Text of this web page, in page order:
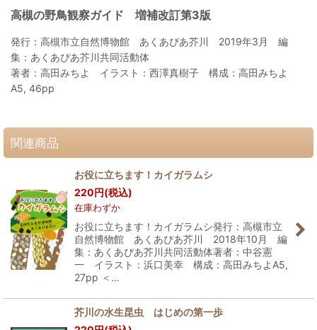
高槻の野鳥観察ガイド 増補改訂第3版
発行：高槻市立自然博物館 あくあぴあ芥川 2019年3月 編
集：あくあぴあ芥川共同活動体
著者：高田みちよ イラスト：西澤真樹子 構成：高田みちよ
A5, 46pp
関連商品
お役に立ちます！カイガラムシ
220円(税込)
在庫わずか
お役に立ちます！カイガラムシ発行：高槻市立
自然博物館 あくあぴあ芥川 2018年10月 編
集：あくあぴあ芥川共同活動体著者：中谷憲
一 イラスト：浜口美幸 構成：高田みちよA5,
27pp ＜…
芥川の水生昆虫 はじめの第一歩